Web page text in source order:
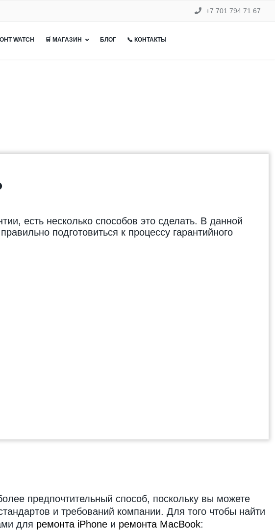
+7 701 794 71 67
WATCH 🛒 МАГАЗИН БЛОГ 📞 КОНТАКТЫ
есть несколько способов это сделать. В данной
подготовиться к процессу гарантийного
предпочтительный способ, поскольку вы можете
и требований компании. Для того чтобы найти
для ремонта iPhone и ремонта MacBook: